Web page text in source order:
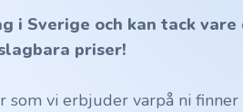
i Sverige och kan tack
priser!
vi erbjuder varpå ni